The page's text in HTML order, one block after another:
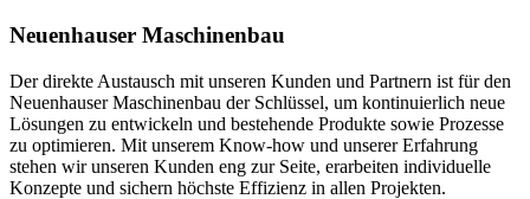
Neuenhauser Maschinenbau
Der direkte Austausch mit unseren Kunden und Partnern ist für den
Neuenhauser Maschinenbau der Schlüssel, um kontinuierlich neue
Lösungen zu entwickeln und bestehende Produkte sowie Prozesse
zu optimieren. Mit unserem Know-how und unserer Erfahrung
stehen wir unseren Kunden eng zur Seite, erarbeiten individuelle
Konzepte und sichern höchste Effizienz in allen Projekten.